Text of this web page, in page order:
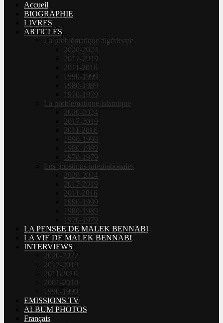
Accueil
BIOGRAPHIE
LIVRES
ARTICLES
La problématique algérienne
2020-2024
2017-2019
2011-2016
1990-1999
1980-1989
1970-1979
La problematique islamique
2020-2024
2017-2019
2011-2016
1990-1999
1980-1989
1970-1979
Les questions internationales
2020-2024
2017-2019
2011-2016
1990-1999
1980-1989
1970-1979
LA PENSEE DE MALEK BENNABI
LA VIE DE MALEK BENNABI
INTERVIEWS
2020-2022
2017-2019
2011-2016
2001-2010
1990-1999
EMISSIONS TV
ALBUM PHOTOS
Français